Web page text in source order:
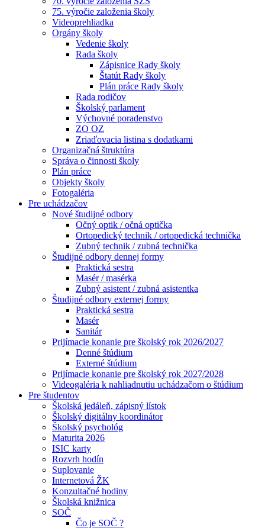
75. výročie založenia školy
Videoprehliadka
Orgány školy
Vedenie školy
Rada školy
Zápisnice Rady školy
Štatút Rady školy
Plán práce Rady školy
Rada rodičov
Školský parlament
Výchovné poradenstvo
ZO OZ
Zriaďovacia listina s dodatkami
Organizačná štruktúra
Správa o činnosti školy
Plán práce
Objekty školy
Fotogaléria
Pre uchádzačov
Nové študijné odbory
Očný optik / očná optička
Ortopedický technik / ortopedická technička
Zubný technik / zubná technička
Študijné odbory dennej formy
Praktická sestra
Masér / masérka
Zubný asistent / zubná asistentka
Študijné odbory externej formy
Praktická sestra
Masér
Sanitár
Prijímacie konanie pre školský rok 2026/2027
Denné štúdium
Externé štúdium
Prijímacie konanie pre školský rok 2027/2028
Videogaléria k nahliadnutiu uchádzačom o štúdium
Pre študentov
Školská jedáleň, zápisný lístok
Školský digitálny koordinátor
Školský psychológ
Maturita 2026
ISIC karty
Rozvrh hodín
Suplovanie
Internetová ŽK
Konzultačné hodiny
Školská knižnica
SOČ
Čo je SOČ ?